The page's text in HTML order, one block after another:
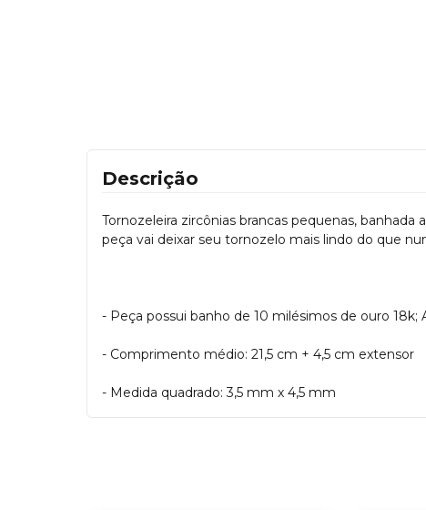
Descrição
Tornozeleira zircônias brancas pequenas,
peça vai deixar seu tornozelo mais lindo do que
- Peça possui banho de 10 milésimos de ouro
- Comprimento médio: 21,5 cm + 4,5 cm extensor
- Medida quadrado: 3,5 mm x 4,5 mm